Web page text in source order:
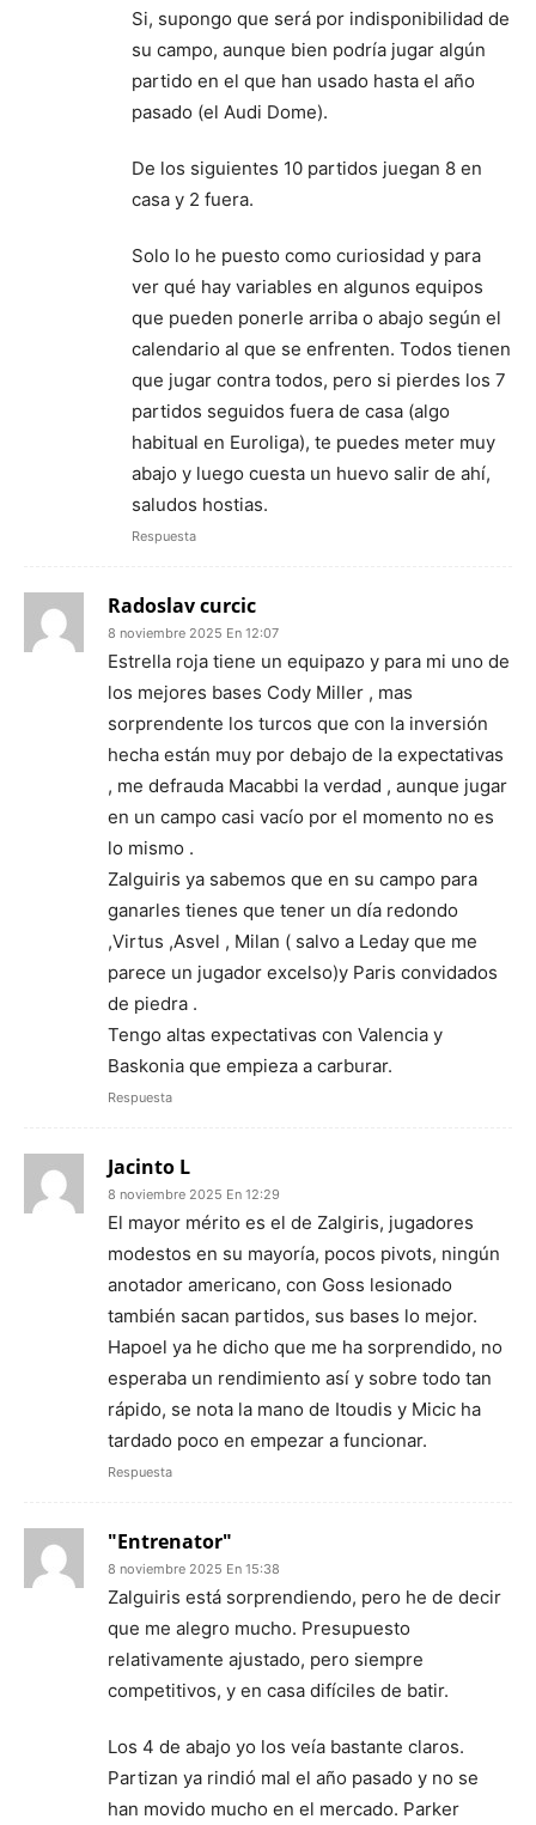
Si, supongo que será por indisponibilidad de
su campo, aunque bien podría jugar algún
partido en el que han usado hasta el año
pasado (el Audi Dome).
De los siguientes 10 partidos juegan 8 en
casa y 2 fuera.
Solo lo he puesto como curiosidad y para
ver qué hay variables en algunos equipos
que pueden ponerle arriba o abajo según el
calendario al que se enfrenten. Todos tienen
que jugar contra todos, pero si pierdes los 7
partidos seguidos fuera de casa (algo
habitual en Euroliga), te puedes meter muy
abajo y luego cuesta un huevo salir de ahí,
saludos hostias.
Respuesta
Radoslav curcic
8 noviembre 2025 En 12:07
Estrella roja tiene un equipazo y para mi uno de
los mejores bases Cody Miller , mas
sorprendente los turcos que con la inversión
hecha están muy por debajo de la expectativas
, me defrauda Macabbi la verdad , aunque jugar
en un campo casi vacío por el momento no es
lo mismo .
Zalguiris ya sabemos que en su campo para
ganarles tienes que tener un día redondo
,Virtus ,Asvel , Milan ( salvo a Leday que me
parece un jugador excelso)y Paris convidados
de piedra .
Tengo altas expectativas con Valencia y
Baskonia que empieza a carburar.
Respuesta
Jacinto L
8 noviembre 2025 En 12:29
El mayor mérito es el de Zalgiris, jugadores
modestos en su mayoría, pocos pivots, ningún
anotador americano, con Goss lesionado
también sacan partidos, sus bases lo mejor.
Hapoel ya he dicho que me ha sorprendido, no
esperaba un rendimiento así y sobre todo tan
rápido, se nota la mano de Itoudis y Micic ha
tardado poco en empezar a funcionar.
Respuesta
"Entrenator"
8 noviembre 2025 En 15:38
Zalguiris está sorprendiendo, pero he de decir
que me alegro mucho. Presupuesto
relativamente ajustado, pero siempre
competitivos, y en casa difíciles de batir.
Los 4 de abajo yo los veía bastante claros.
Partizan ya rindió mal el año pasado y no se
han movido mucho en el mercado. Parker